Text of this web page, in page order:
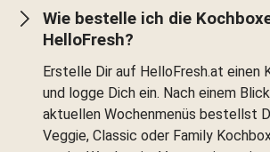
Wie bestelle ich die
HelloFresh?
Erstelle Dir auf HelloFresh.at einen
und logge Dich ein. Nach einem
aktuellen Wochenmenüs bestellst
Veggie, Classic oder Family